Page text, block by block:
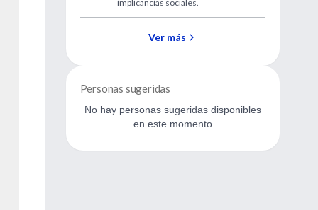
implicancias sociales.
Ver más
Personas sugeridas
No hay personas sugeridas disponibles
en este momento